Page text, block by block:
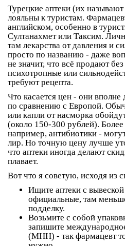
Турецкие аптеки (их называют
лояльны к туристам.
английском, особенно в
Султанахмет или Таксим.
там лекарства от давления и
просто по названию - даже
не значит, что всё продают
психотропные или
требуют рецепта.
Что касается цен - они
по сравнению с Европой.
или капли от насморка
(около 150-300 рублей).
например, антибиотики -
лир. Но точную цену лучше
что аптеки иногда делают
плавает.
Вот что я советую, исходя из
Ищите аптеки с вывеской
официальные, там
подделку.
Возьмите с собой
запишите
(МНН) - так фармацевт